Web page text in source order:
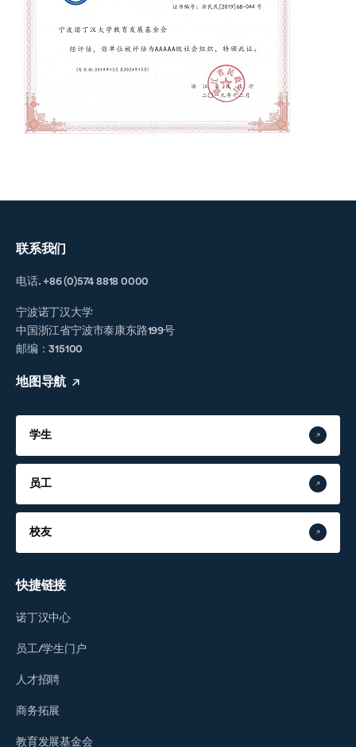
联系我们
电话. +86 (0)574 8818 0000
宁波诺丁汉大学
中国浙江省宁波市泰康东路199号
邮编：315100
地图导航
学生
员工
校友
快捷链接
诺丁汉中心
员工/学生门户
人才招聘
商务拓展
教育发展基金会